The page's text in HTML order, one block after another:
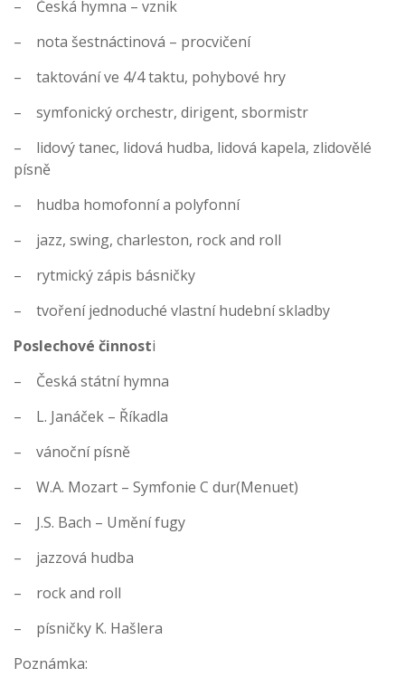
– Česká hymna – vznik
– nota šestnáctinová – procvičení
– taktování ve 4/4 taktu, pohybové hry
– symfonický orchestr, dirigent, sbormistr
– lidový tanec, lidová hudba, lidová kapela, zlidovělé
písně
– hudba homofonní a polyfonní
– jazz, swing, charleston, rock and roll
– rytmický zápis básničky
– tvoření jednoduché vlastní hudební skladby
Poslechové činnosti
– Česká státní hymna
– L. Janáček – Říkadla
– vánoční písně
– W.A. Mozart – Symfonie C dur(Menuet)
– J.S. Bach – Umění fugy
– jazzová hudba
– rock and roll
– písničky K. Hašlera
Poznámka: